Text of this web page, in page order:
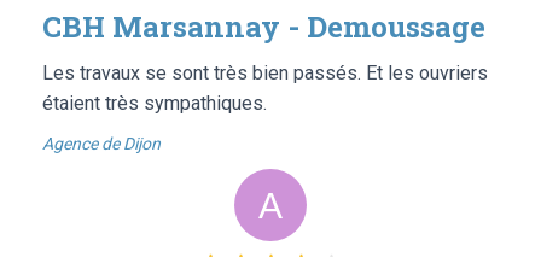
CBH Marsannay - Demoussage
Les travaux se sont très bien passés. Et les ouvriers
étaient très sympathiques.
Agence de Dijon